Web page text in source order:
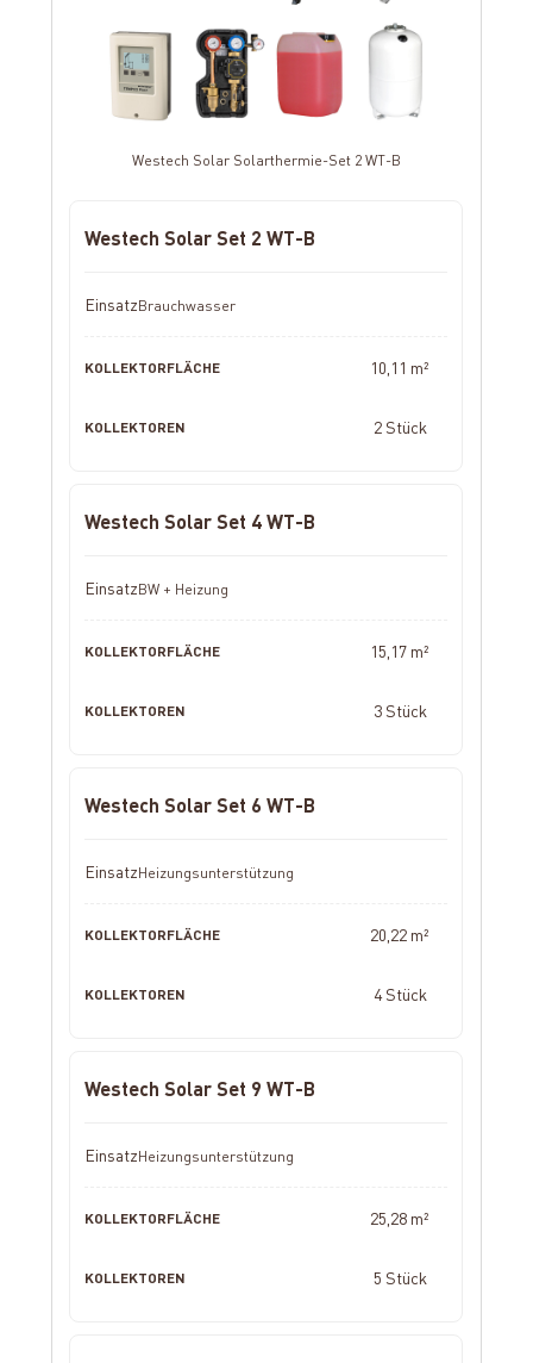
Westech Solar Solarthermie-Set 2 WT-B
Westech Solar Set 2 WT-B
Brauchwasser
10,11 m²
2 Stück
Westech Solar Set 4 WT-B
BW + Heizung
15,17 m²
3 Stück
Westech Solar Set 6 WT-B
Heizungsunterstützung
20,22 m²
4 Stück
Westech Solar Set 9 WT-B
Heizungsunterstützung
25,28 m²
5 Stück